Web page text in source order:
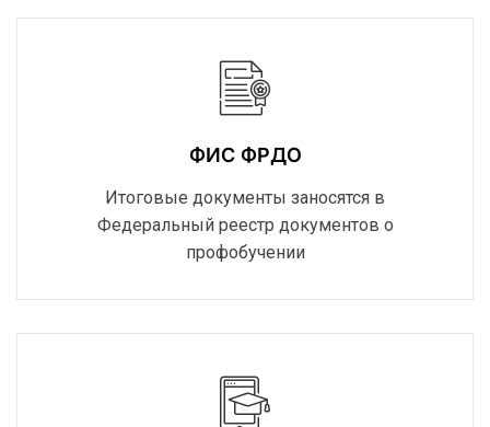
ФИС ФРДО
Итоговые документы заносятся в
Федеральный реестр документов о
профобучении